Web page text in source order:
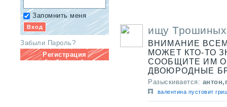
ищу
ВНИМАНИЕ
МОЖЕТ КТО-ТО
СООБЩИТЕ ИМ
ДВОЮРОДНЫЕ
Разыскивается:
валентина пустовит
Запомнить меня
Забыли Пароль?
Регистрация